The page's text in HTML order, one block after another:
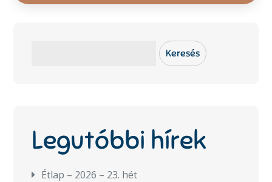
Keresés
Legutóbbi hírek
Étlap – 2026 – 23. hét